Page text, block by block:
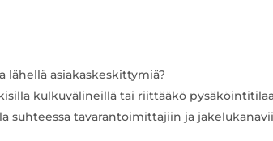
lähellä asiakaskeskittymiä?
kulkuvälineillä tai riittääkö
suhteessa tavarantoimittajiin ja